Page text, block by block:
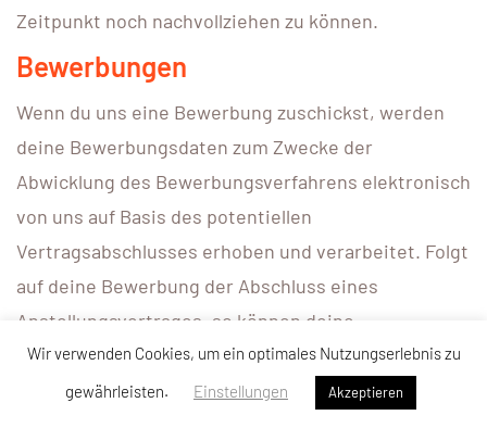
Zeitpunkt noch nachvollziehen zu können.
Bewerbungen
Wenn du uns eine Bewerbung zuschickst, werden
deine Bewerbungsdaten zum Zwecke der
Abwicklung des Bewerbungsverfahrens elektronisch
von uns auf Basis des potentiellen
Vertragsabschlusses erhoben und verarbeitet. Folgt
auf deine Bewerbung der Abschluss eines
Anstellungsvertrages, so können deine
übermittelten Daten zum Zwecke des üblichen
Organisations- und Verwaltungsprozesses unter
Wir verwenden Cookies, um ein optimales Nutzungserlebnis zu
gewährleisten.
Einstellungen Akzeptieren